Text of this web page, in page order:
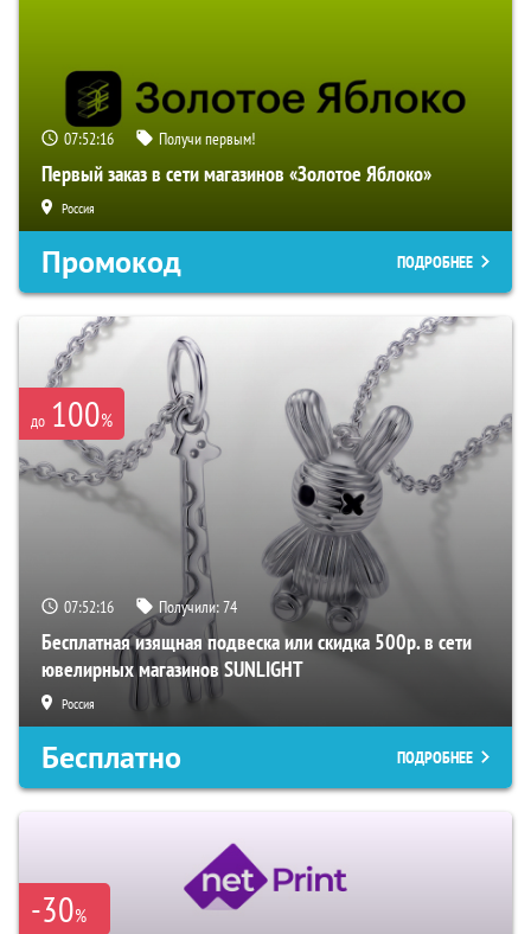
07:52:15 Получи первым!
Первый заказ в сети магазинов «Золотое Яблоко»
Россия
Промокод ПОДРОБНЕЕ
до 100%
07:52:15 Получили:74
Бесплатная изящная подвеска или скидка 500р. в сети
ювелирных магазинов SUNLIGHT
Россия
Бесплатно ПОДРОБНЕЕ
-30%